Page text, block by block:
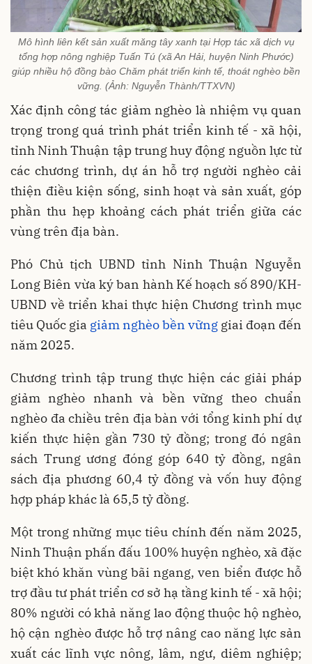
Mô hình liên kết sản xuất măng tây xanh tại Hợp tác xã dịch vụ
tổng hợp nông nghiệp Tuấn Tú (xã An Hải, huyện Ninh Phước)
giúp nhiều hộ đồng bào Chăm phát triển kinh tế, thoát nghèo bền
vững. (Ảnh: Nguyễn Thành/TTXVN)
Xác định công tác giảm nghèo là nhiệm vụ quan
trọng trong quá trình phát triển kinh tế - xã hội,
tỉnh Ninh Thuận tập trung huy động nguồn lực từ
các chương trình, dự án hỗ trợ người nghèo cải
thiện điều kiện sống, sinh hoạt và sản xuất, góp
phần thu hẹp khoảng cách phát triển giữa các
vùng trên địa bàn.
Phó Chủ tịch UBND tỉnh Ninh Thuận Nguyễn
Long Biên vừa ký ban hành Kế hoạch số 890/KH-
UBND về triển khai thực hiện Chương trình mục
tiêu Quốc gia giảm nghèo bền vững giai đoạn đến
năm 2025.
Chương trình tập trung thực hiện các giải pháp
giảm nghèo nhanh và bền vững theo chuẩn
nghèo đa chiều trên địa bàn với tổng kinh phí dự
kiến thực hiện gần 730 tỷ đồng; trong đó ngân
sách Trung ương đóng góp 640 tỷ đồng, ngân
sách địa phương 60,4 tỷ đồng và vốn huy động
hợp pháp khác là 65,5 tỷ đồng.
Một trong những mục tiêu chính đến năm 2025,
Ninh Thuận phấn đấu 100% huyện nghèo, xã đặc
biệt khó khăn vùng bãi ngang, ven biển được hỗ
trợ đầu tư phát triển cơ sở hạ tầng kinh tế - xã hội;
80% người có khả năng lao động thuộc hộ nghèo,
hộ cận nghèo được hỗ trợ nâng cao năng lực sản
xuất các lĩnh vực nông, lâm, ngư, diêm nghiệp;